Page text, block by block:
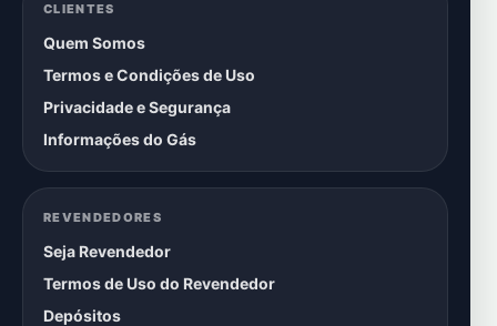
CLIENTES
Quem Somos
Termos e Condições de Uso
Privacidade e Segurança
Informações do Gás
REVENDEDORES
Seja Revendedor
Termos de Uso do Revendedor
Depósitos